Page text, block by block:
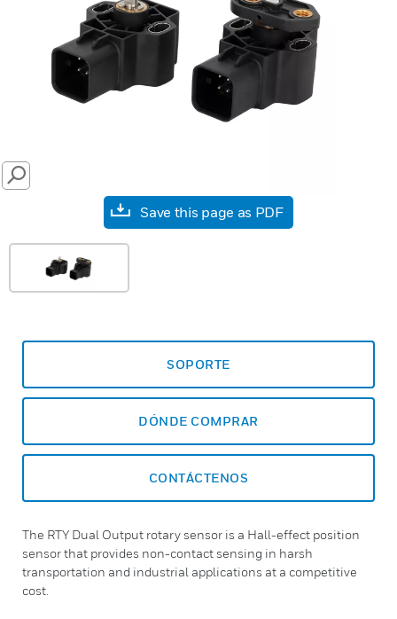
SEARCH
Save this page as PDF
SOPORTE
DÓNDE COMPRAR
CONTÁCTENOS
The RTY Dual Output rotary sensor is a Hall-effect position
sensor that provides non-contact sensing in harsh
transportation and industrial applications at a competitive
cost.